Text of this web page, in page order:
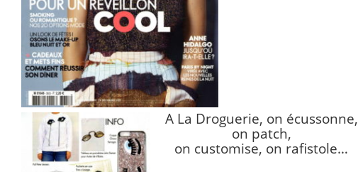
A La Droguerie, on écussonne,
on patch,
on customise, on rafistole…